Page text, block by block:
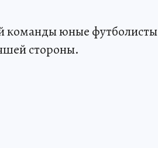
команды юные футболисты
стороны.